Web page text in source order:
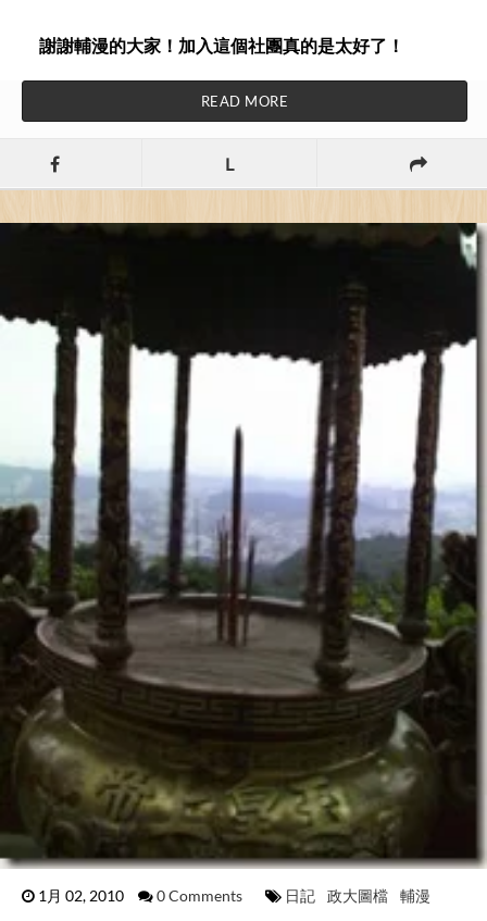
謝謝輔漫的大家！加入這個社團真的是太好了！
READ MORE
L
1月 02, 2010 0 Comments 日記 政大圖檔 輔漫